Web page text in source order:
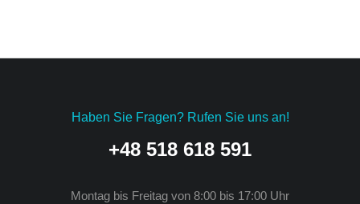
Haben Sie Fragen? Rufen Sie uns an!
+48 518 618 591
Montag bis Freitag von 8:00 bis 17:00 Uhr